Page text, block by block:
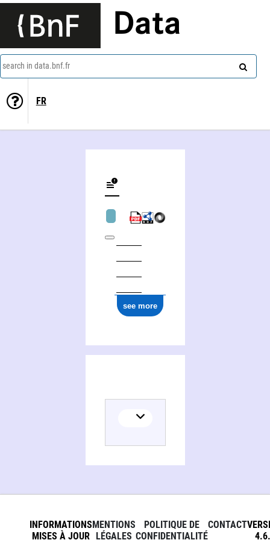
Data
search in data.bnf.fr
FR
see more
INFORMATIONS
MISES À JOUR
MENTIONS
LÉGALES
POLITIQUE DE
CONFIDENTIALITÉ
CONTACT